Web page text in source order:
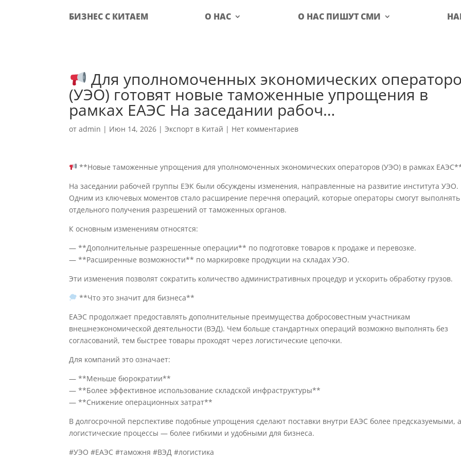
БИЗНЕС С КИТАЕМ О НАС О НАС ПИШУТ СМИ
Для уполномоченных экономических
(УЭО) готовят новые таможенные упрощения в
рамках ЕАЭС На заседании рабоч…
отadmin | Июн 14, 2026 |Экспорт в Китай | Нет комментариев
**Новые таможенные упрощения для уполномоченных экономических операторов (УЭО) в рамках
На заседании рабочей группы ЕЭК были обсуждены изменения, направленные на развитие института УЭО.
Одним из ключевых моментов стало расширение перечня операций, которые операторы смогут выполнять
отдельного получения разрешений от таможенных органов.
К основным изменениям относятся:
— **Дополнительные разрешенные операции** по подготовке товаров к продаже и перевозке.
— **Расширенные возможности** по маркировке продукции на складах УЭО.
Эти изменения позволят сократить количество административных процедур и ускорить обработку грузов.
**Что это значит для бизнеса**
ЕАЭС продолжает предоставлять дополнительные преимущества добросовестным участникам
внешнеэкономической деятельности (ВЭД). Чем больше стандартных операций возможно выполнять без
согласований, тем быстрее товары проходят через логистические цепочки.
Для компаний это означает:
— **Меньше бюрократии**
— **Более эффективное использование складской инфраструктуры**
— **Снижение операционных затрат**
В долгосрочной перспективе подобные упрощения сделают поставки внутри ЕАЭС более предсказуемыми,
логистические процессы — более гибкими и удобными для бизнеса.
#УЭО #ЕАЭС #таможня #ВЭД #логистика